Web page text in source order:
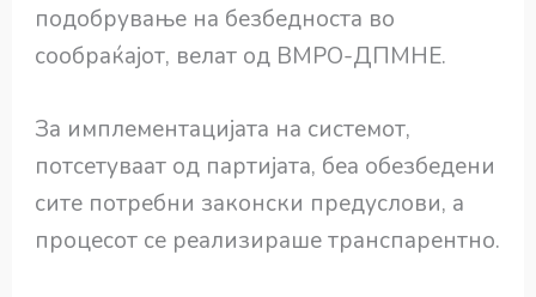
подобрување на безбедноста во
сообраќајот, велат од ВМРО-ДПМНЕ.
За имплементацијата на системот,
потсетуваат од партијата, беа обезбедени
сите потребни законски предуслови, а
процесот се реализираше транспарентно.